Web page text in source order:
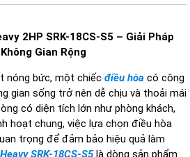
2HP SRK-18CS-S5 – Giải Pháp
Không Gian Rộng
nóng bức, một chiếc điều hòa có công
gian sống trở nên dễ chịu và thoải mái
òng có diện tích lớn như phòng khách,
hoạt chung, việc lựa chọn điều hòa
trọng đểđảm bảo hiệu quả làm
SRK-18CS-S5là dòng sản phẩm